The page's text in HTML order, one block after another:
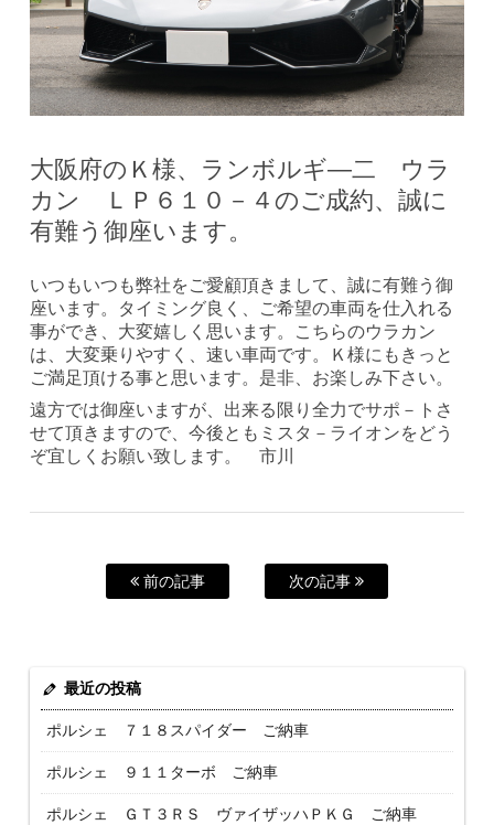
大阪府のＫ様、ランボルギ―二 ウラ
カン ＬＰ６１０－４のご成約、誠に
有難う御座います。
いつもいつも弊社をご愛顧頂きまして、誠に有難う御
座います。タイミング良く、ご希望の車両を仕入れる
事ができ、大変嬉しく思います。こちらのウラカン
は、大変乗りやすく、速い車両です。Ｋ様にもきっと
ご満足頂ける事と思います。是非、お楽しみ下さい。
遠方では御座いますが、出来る限り全力でサポ－トさ
せて頂きますので、今後ともミスタ－ライオンをどう
ぞ宜しくお願い致します。 市川
前の記事 次の記事
最近の投稿
ポルシェ ７１８スパイダー ご納車
ポルシェ ９１１ターボ ご納車
ポルシェ ＧＴ３ＲＳ ヴァイザッハＰＫＧ ご納車